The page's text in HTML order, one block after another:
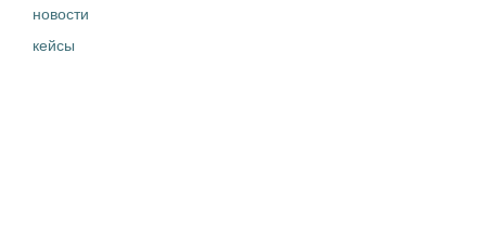
новости
кейсы